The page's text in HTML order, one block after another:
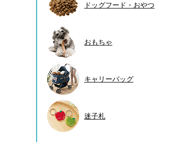
ドッグフード・おやつ
おもちゃ
キャリーバッグ
迷子札